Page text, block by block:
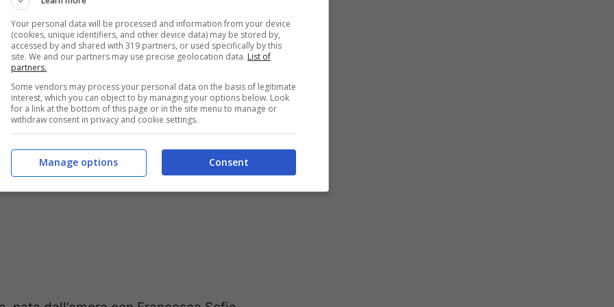
a seguito di tutti i problemi avuti con
Rossi
Your personal data will be processed and information from your device
(cookies, unique identifiers, and other device data) may be stored by,
accessed by and shared with 319 partners, or used specifically by this
site. We and our partners may use precise geolocation data. List of
partners.
Some vendors may process your personal data on the basis of legitimate
interest, which you can object to by managing your options below. Look
for a link at the bottom of this page or in the site menu to manage or
withdraw consent in privacy and cookie settings.
Consent
Manage options